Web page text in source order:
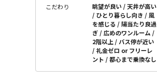
こだわり 眺望が良い
天井が高い
ひとり暮らし向き
風
を感じる
陽当たり良過
ぎ
広めのワンルーム
2階以上
バス停が近い
礼金ゼロ or フリーレ
ント
都心まで乗換なし